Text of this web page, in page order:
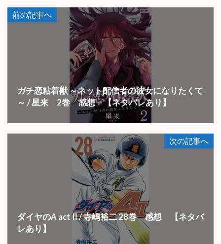
前の記事へ
ガチ恋粘着獣 ～ネット配信者の彼女になりたくて
～ / 星来 2巻 感想 【ネタバレあり】
次の記事へ
ダイヤのA actⅡ/ 寺嶋裕二 28巻 感想 【ネタバ
レあり】